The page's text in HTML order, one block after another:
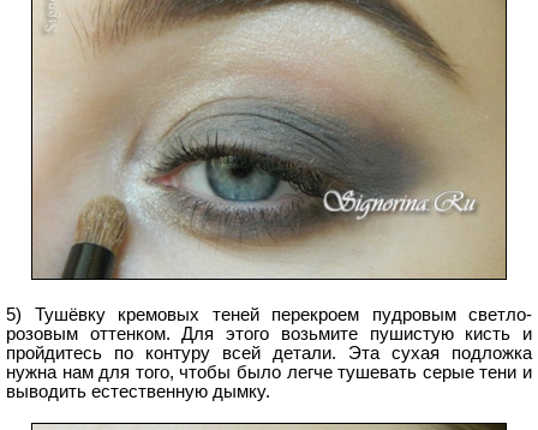
5) Тушёвку кремовых теней перекроем пудровым светло-
розовым оттенком. Для этого возьмите пушистую кисть и
пройдитесь по контуру всей детали. Эта сухая подложка
нужна нам для того, чтобы было легче тушевать серые тени и
выводить естественную дымку.